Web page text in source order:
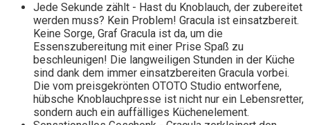
Jede Sekunde zählt - Hast du Knoblauch, der zubereitet
werden muss? Kein Problem! Gracula ist einsatzbereit.
Keine Sorge, Graf Gracula ist da, um die
Essenszubereitung mit einer Prise Spaß zu
beschleunigen! Die langweiligen Stunden in der Küche
sind dank dem immer einsatzbereiten Gracula vorbei.
Die vom preisgekrönten OTOTO Studio entworfene,
hübsche Knoblauchpresse ist nicht nur ein Lebensretter,
sondern auch ein auffälliges Küchenelement.